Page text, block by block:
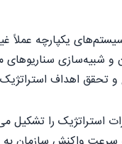
یکپارچه عملاً
و شبیه‌سازی
و تحقق اهداف
استراتژیک را تشکیل